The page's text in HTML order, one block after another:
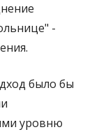
-
было бы
уровню